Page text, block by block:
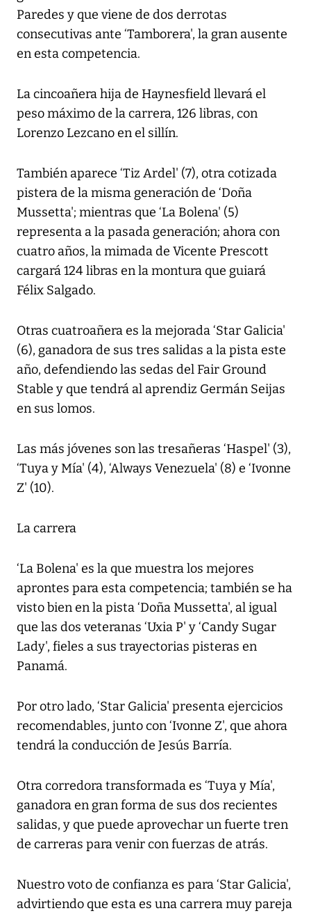
Paredes y que viene de dos derrotas
consecutivas ante ‘Tamborera', la gran ausente
en esta competencia.
La cincoañera hija de Haynesfield llevará el
peso máximo de la carrera, 126 libras, con
Lorenzo Lezcano en el sillín.
También aparece ‘Tiz Ardel' (7), otra cotizada
pistera de la misma generación de ‘Doña
Mussetta'; mientras que ‘La Bolena' (5)
representa a la pasada generación; ahora con
cuatro años, la mimada de Vicente Prescott
cargará 124 libras en la montura que guiará
Félix Salgado.
Otras cuatroañera es la mejorada ‘Star Galicia'
(6), ganadora de sus tres salidas a la pista este
año, defendiendo las sedas del Fair Ground
Stable y que tendrá al aprendiz Germán Seijas
en sus lomos.
Las más jóvenes son las tresañeras ‘Haspel' (3),
‘Tuya y Mía' (4), ‘Always Venezuela' (8) e ‘Ivonne
Z' (10).
La carrera
‘La Bolena' es la que muestra los mejores
aprontes para esta competencia; también se ha
visto bien en la pista ‘Doña Mussetta', al igual
que las dos veteranas ‘Uxia P' y ‘Candy Sugar
Lady', fieles a sus trayectorias pisteras en
Panamá.
Por otro lado, ‘Star Galicia' presenta ejercicios
recomendables, junto con ‘Ivonne Z', que ahora
tendrá la conducción de Jesús Barría.
Otra corredora transformada es ‘Tuya y Mía',
ganadora en gran forma de sus dos recientes
salidas, y que puede aprovechar un fuerte tren
de carreras para venir con fuerzas de atrás.
Nuestro voto de confianza es para ‘Star Galicia',
advirtiendo que esta es una carrera muy pareja